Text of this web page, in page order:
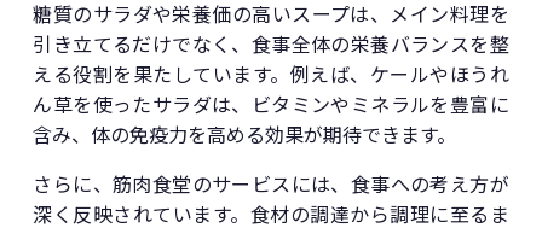
糖質のサラダや栄養価の高いスープは、メイン料理を
引き立てるだけでなく、食事全体の栄養バランスを整
える役割を果たしています。例えば、ケールやほうれ
ん草を使ったサラダは、ビタミンやミネラルを豊富に
含み、体の免疫力を高める効果が期待できます。
さらに、筋肉食堂のサービスには、食事への考え方が
深く反映されています。食材の調達から調理に至るま